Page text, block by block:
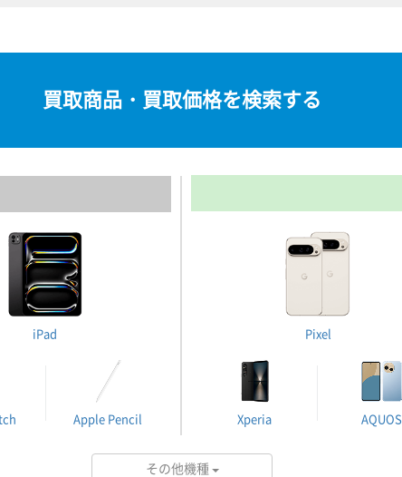
買取商品・買取価格を検索する
iPad
Apple Pencil
Pixel
Xperia AQUOS
その他機種